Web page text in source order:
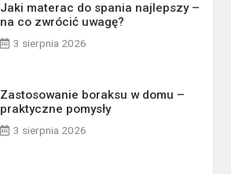
Jaki materac do spania najlepszy –
na co zwrócić uwagę?
3 sierpnia 2026
Zastosowanie boraksu w domu –
praktyczne pomysły
3 sierpnia 2026